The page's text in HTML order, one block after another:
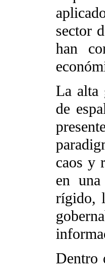
sector
han
La alta
de
caos y
en
rígido,
Dentro